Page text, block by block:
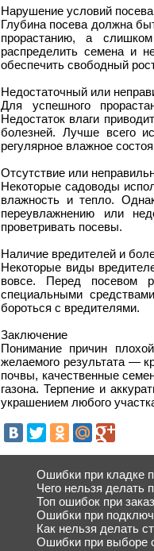
Нарушение условий посева
Глубина посева должна
прорастанию, а
распределить семена и
обеспечить свободный
Недостаточный или
Для успешного
Недостаток влаги
болезней. Лучше всего
регулярное влажное
Отсутствие или
Некоторые садоводы
влажность и тепло.
переувлажнению или
проветривать посевы.
Наличие вредителей и
Некоторые виды
вовсе. Перед посевом
специальными
бороться с вредителями.
Заключение
Понимание причин
желаемого результата —
почвы, качественные
газона. Терпение и
украшением любого
Ошибки при кладке
Чего нельзя делать
Топ ошибок при
Ошибки при
Как нельзя делать
Ошибки при выборе